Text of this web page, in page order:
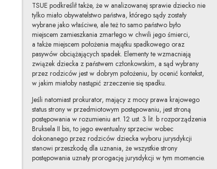
TSUE podkreślił także, że w analizowanej sprawie dziecko nie
tylko miało obywatelstwo państwa, którego sądy zostały
wybrane jako właściwe, ale też to samo państwo było
miejscem zamieszkania zmarłego w chwili jego śmierci,
a także miejscem położenia majątku spadkowego oraz
pasywów obciążających spadek. Elementy te wzmacniają
związek dziecka z państwem członkowskim, a sąd wybrany
przez rodziców jest w dobrym położeniu, by ocenić kontekst,
w jakim miałoby nastąpić zrzeczenie się spadku.
Jeśli natomiast prokurator, mający z mocy prawa krajowego
status strony w przedmiotowym postępowaniu, jest stroną
postępowania w rozumieniu art. 12 ust. 3 lit. b rozporządzenia
Bruksela II bis, to jego ewentualny sprzeciw wobec
dokonanego przez rodziców dziecka wyboru jurysdykcji
stanowi przeszkodę dla uznania, że wszystkie strony
postępowania uznały prorogację jurysdykcji w tym momencie.